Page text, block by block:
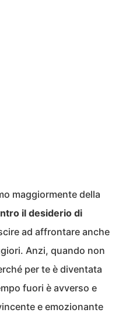
maggiormente della
il desiderio di
ad affrontare anche
Anzi, quando non
per te è diventata
fuori è avverso e
e emozionante